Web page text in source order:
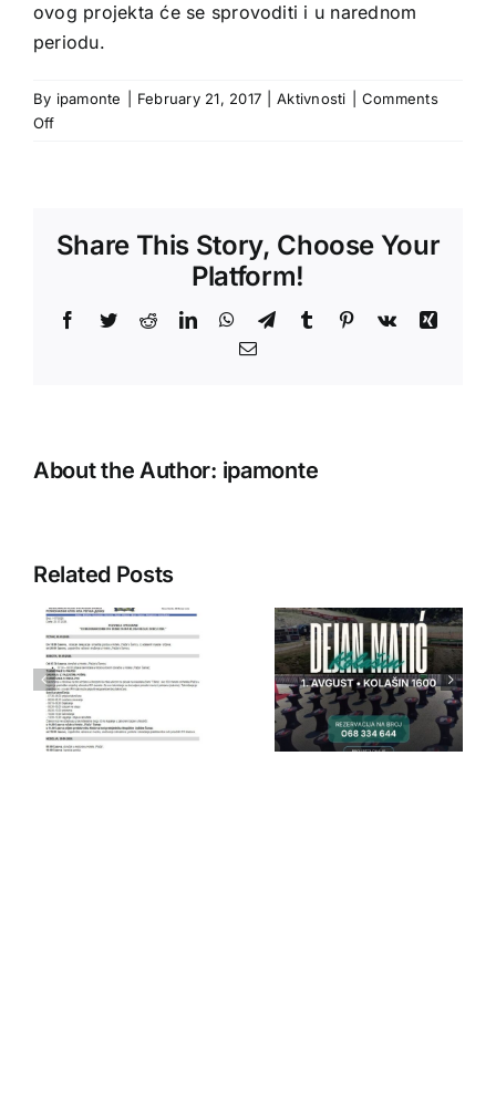
ovog projekta će se sprovoditi i u narednom
periodu.
By ipamonte February 21, 2017 Aktivnosti
Comments
Offon
projekta
droge”
Share This Story, Choose Your
Platform!
Facebook
TwitterRedditLinkedInWhatsApp
TelegramTumblr Pinterest
Vk
Xing
Email
About the Author: ipamonte
Related Posts
IPA Crna
IPA Crna
Gora